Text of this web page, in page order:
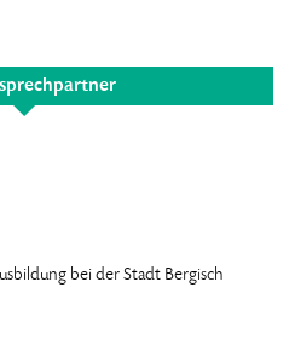
bei der Stadt Bergisch